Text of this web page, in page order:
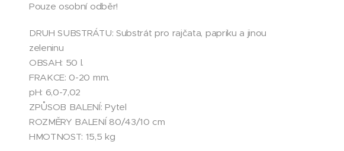
Pouze osobní odběr!
DRUH SUBSTRÁTU: Substrát pro rajčata, papriku a jinou
zeleninu
OBSAH: 50 l.
FRAKCE: 0-20 mm.
pH: 6,0-7,02
ZPŮSOB BALENÍ: Pytel
ROZMĚRY BALENÍ 80/43/10 cm
HMOTNOST: 15,5 kg